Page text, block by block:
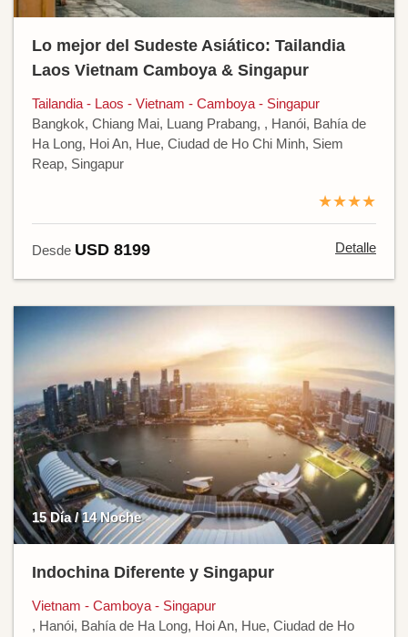
Lo mejor del Sudeste Asiático: Tailandia
Laos Vietnam Camboya & Singapur
Tailandia - Laos - Vietnam - Camboya - Singapur
Bangkok, Chiang Mai, Luang Prabang, , Hanói, Bahía de
Ha Long, Hoi An, Hue, Ciudad de Ho Chi Minh, Siem
Reap, Singapur
★★★★
Desde USD 8199 Detalle
15 Día / 14 Noche
Indochina Diferente y Singapur
Vietnam - Camboya - Singapur
, Hanói, Bahía de Ha Long, Hoi An, Hue, Ciudad de Ho